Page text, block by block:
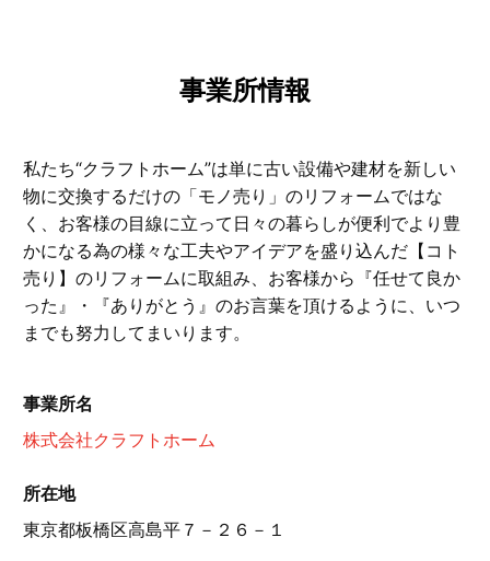
事業所情報
私たち“クラフトホーム”は単に古い設備や建材を新しい
物に交換するだけの「モノ売り」のリフォームではな
く、お客様の目線に立って日々の暮らしが便利でより豊
かになる為の様々な工夫やアイデアを盛り込んだ【コト
売り】のリフォームに取組み、お客様から『任せて良か
った』・『ありがとう』のお言葉を頂けるように、いつ
までも努力してまいります。
事業所名
株式会社クラフトホーム
所在地
東京都板橋区高島平７－２６－１